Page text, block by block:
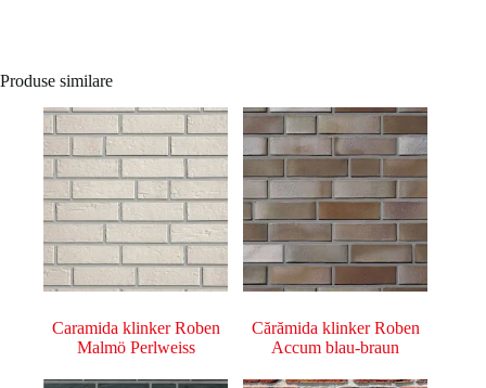
Produse similare
Caramida klinker Roben
Malmö Perlweiss
Cărămida klinker Roben
Accum blau-braun